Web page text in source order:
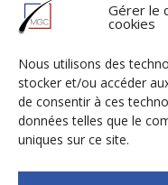
Gérer le
cookies
Nous utilisons des
stocker et/ou accéder
de consentir à ces
données telles que le
uniques sur ce site.
Vous avez
Consultation
Dr Camille
Revue de